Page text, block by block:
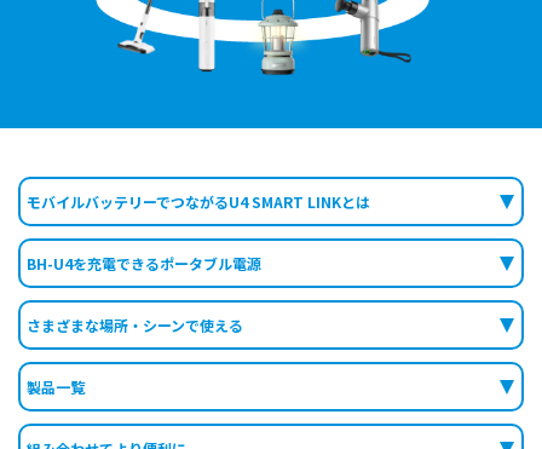
モバイルバッテリーでつながるU4 SMART LINKとは
BH-U4を充電できるポータブル電源
さまざまな場所・ シーンで使える
製品一覧